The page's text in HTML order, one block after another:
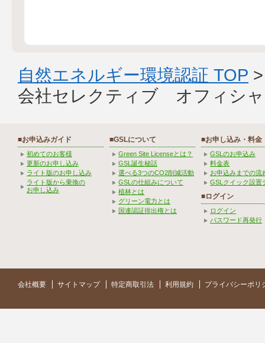
自然エネルギー環境認証 TOP
会社セレクティブ オフィシ
■お申込みガイド
初めてのお客様
更新のお申し込み
ライト版のお申し込み
ライト版から乗換の
お申し込み
■GSLについて
Green Site Licenseとは？
GSL誕生秘話
選べる3つのCO2削減活動
GSLの仕組みについて
植林とは
グリーン電力とは
国連認証排出権とは
■お申し込み・料金
GSLのお申込み
料金表
お申込みまでの流
GSLクイック設置
■ログイン
ログイン
パスワード再発行
会社概要 サイトマップ 特定商取引法 利用規約 プライバシーポリ